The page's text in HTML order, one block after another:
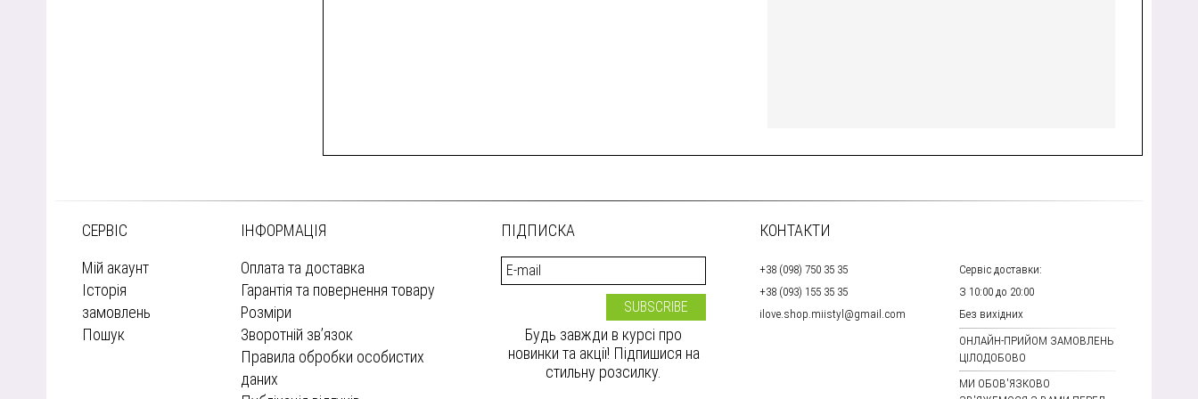
СЕРВІС
Мій акаунт
Історія
замовлень
Пошук
ІНФОРМАЦІЯ
Оплата та доставка
Гарантія та повернення товару
Розміри
Зворотній зв’язок
Правила обробки особистих
даних
ПІДПИСКА
Будь завжди в курсі про
новинки та акції! Підпишися на
стильну розсилку.
КОНТАКТИ
+38 (098) 750 35 35
Сервіс доставки:
+38 (093) 155 35 35
З 10:00 до 20:00
ilove.shop.miistyl@gmail.com
Без вихідних
ОНЛАЙН-ПРИЙОМ ЗАМОВЛЕНЬ
ЦІЛОДОБОВО
МИ ОБОВ'ЯЗКОВО